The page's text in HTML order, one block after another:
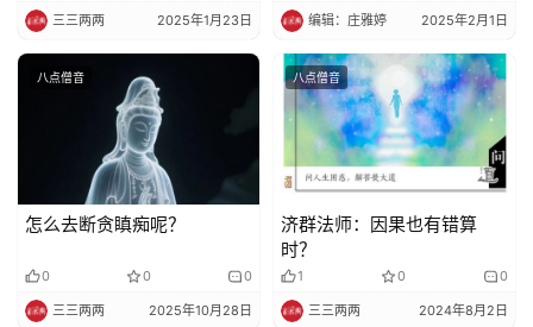
三三两两 2025年1月23日 编辑：庄雅婷 2025年2月1日
八点僧音
怎么去断贪瞋痴呢？
0 0 0
三三两两 2025年10月28日
八点僧音
济群法师：因果也有错算
时？
1 0 0
三三两两 2024年8月2日